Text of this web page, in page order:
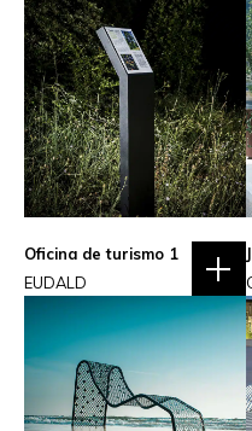
Oficina de turismo 1
EUDALD